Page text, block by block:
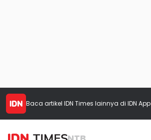
Baca artikel IDN Times lainnya di IDN App